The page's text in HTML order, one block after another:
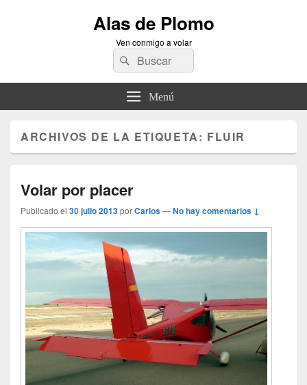
Alas de Plomo
Ven conmigo a volar
Buscar
por:
Buscar
Menú
ARCHIVOS DE LA ETIQUETA: FLUIR
Volar por placer
Publicado el 30 julio 2013porCarlos—No hay comentarios ↓